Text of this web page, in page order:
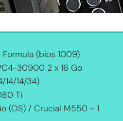
Formula (bios 1009)
30900 2 x 16 Go
14/14/34)
Ti
(OS) / Crucial M550 - 1